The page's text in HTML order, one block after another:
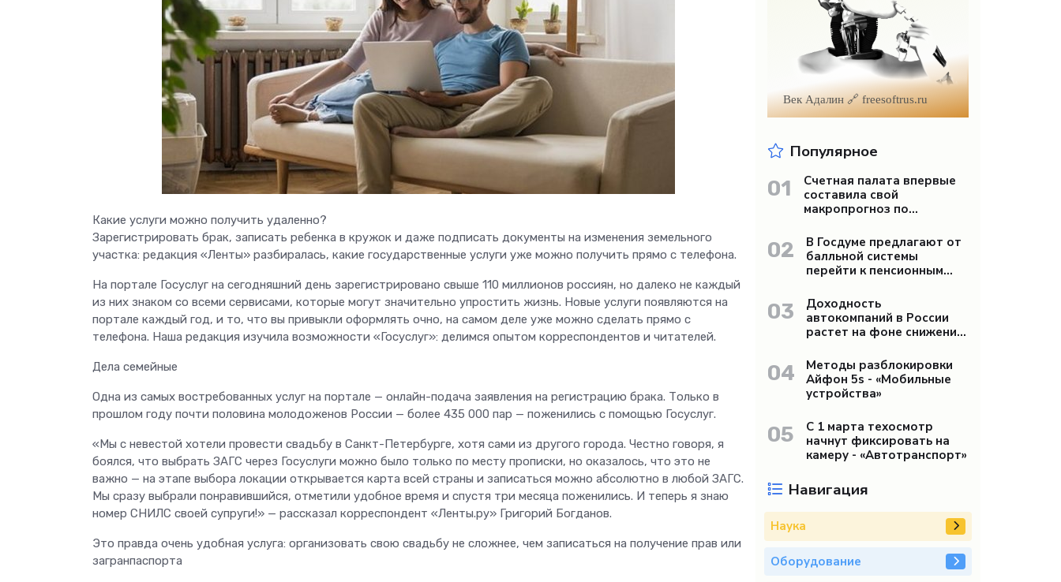
Какие услуги можно получить удаленно?
Зарегистрировать брак, записать ребенка в кружок и даже подписать документы на изменения земельного
участка: редакция «Ленты» разбиралась, какие государственные услуги уже можно получить прямо с телефона.
На портале Госуслуг на сегодняшний день зарегистрировано свыше 110 миллионов россиян, но далеко не каждый
из них знаком со всеми сервисами, которые могут значительно упростить жизнь. Новые услуги появляются на
портале каждый год, и то, что вы привыкли оформлять очно, на самом деле уже можно сделать прямо с
телефона. Наша редакция изучила возможности «Госуслуг»: делимся опытом корреспондентов и читателей.
Дела семейные
Одна из самых востребованных услуг на портале — онлайн-подача заявления на регистрацию брака. Только в
прошлом году почти половина молодоженов России — более 435 000 пар — поженились с помощью Госуслуг.
«Мы с невестой хотели провести свадьбу в Санкт-Петербурге, хотя сами из другого города. Честно говоря, я
боялся, что выбрать ЗАГС через Госуслуги можно было только по месту прописки, но оказалось, что это не
важно — на этапе выбора локации открывается карта всей страны и записаться можно абсолютно в любой ЗАГС.
Мы сразу выбрали понравившийся, отметили удобное время и спустя три месяца поженились. И теперь я знаю
номер СНИЛС своей супруги!» — рассказал корреспондент «Ленты.ру» Григорий Богданов.
Это правда очень удобная услуга: организовать свою свадьбу не сложнее, чем записаться на получение прав или
загранпаспорта
Век Адалин 🔗 freesoftrus.ru
Популярное
01
Счетная палата впервые
составила свой
макропрогноз по
«Бизнес»
02
В Госдуме предлагают от
балльной системы
перейти к пенсионным
03
Доходность
автокомпаний в России
растет на фоне снижения
04
Методы разблокировки
Айфон 5s - «Мобильные
устройства»
05
С 1 марта техосмотр
начнут фиксировать на
камеру - «Автотранспорт»
Навигация
Наука
Оборудование